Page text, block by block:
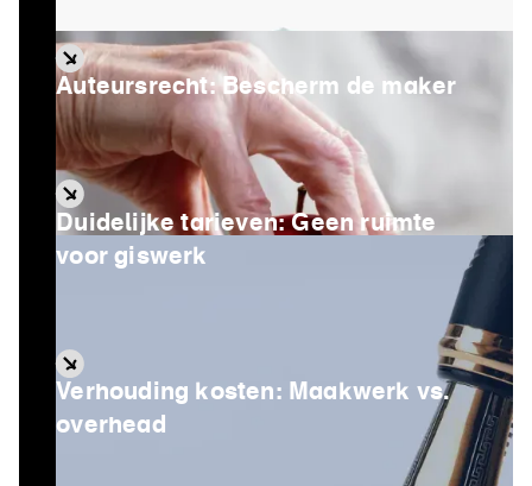
Auteursrecht: Bescherm de maker
Duidelijke tarieven: Geen ruimte
voor giswerk
Verhouding kosten: Maakwerk vs.
overhead